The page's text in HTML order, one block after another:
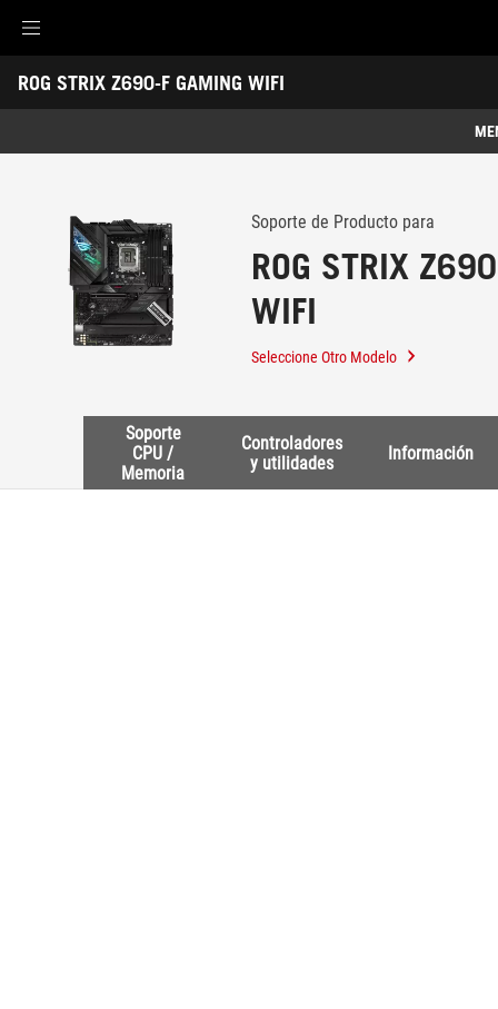
Accessibility links
Skip to content
Accessibility Help
Skip to Menu
Footer ASUS
ROG STRIX Z690-F GAMING WIFI
-
Caracteristicas
Especificaciones Técnicas
Premios
Soporte de Producto para
ROG STRIX
WIFI
Seleccione Otro Modelo
Soporte
CPU /
Memoria
Controladores
y utilidades
Información